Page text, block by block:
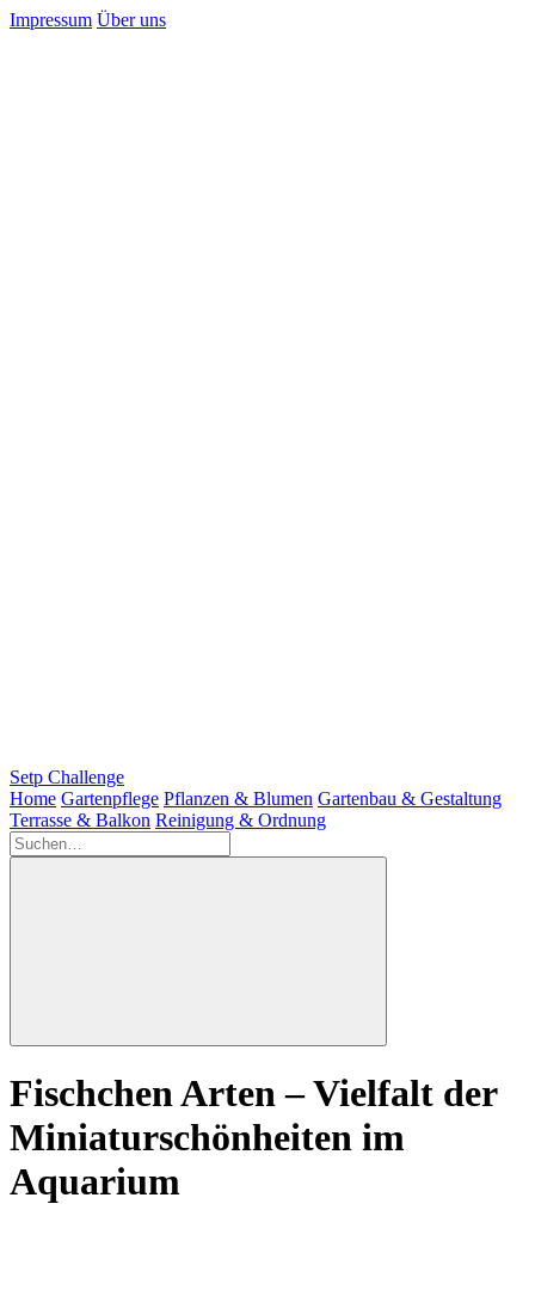
Impressum Über uns
Setp Challenge
Home Gartenpflege Pflanzen & Blumen Gartenbau & Gestaltung
Terrasse & Balkon Reinigung & Ordnung
Fischchen Arten – Vielfalt der
Miniaturschönheiten im
Aquarium